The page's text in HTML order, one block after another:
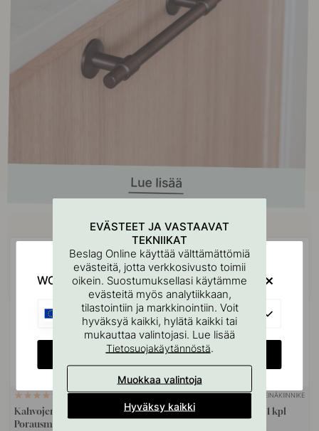
Osta yhdessä
127
Kahvojen Ja Nuppien
Porausmalli
10 SEINÄKIINNIKE
Ruuvitappi M4x50mm 1 kpl
EVÄSTEET JA VASTAAVAT
TEKNIIKAT
Beslag Online käyttää välttämättömiä
evästeitä, jotta verkkosivusto toimii
oikein. Suostumuksellasi käytämme
evästeitä myös analytiikkaan,
tilastointiin ja markkinointiin. Voit
hyväksyä kaikki, hylätä kaikki tai
mukauttaa valintojasi. Lue lisää
Tietosuojakäytännöstä.
Muokkaa valintoja
Hyväksy kaikki
WOULD YOU RATHER VISIT?
EU
CHANGE COUNTRY